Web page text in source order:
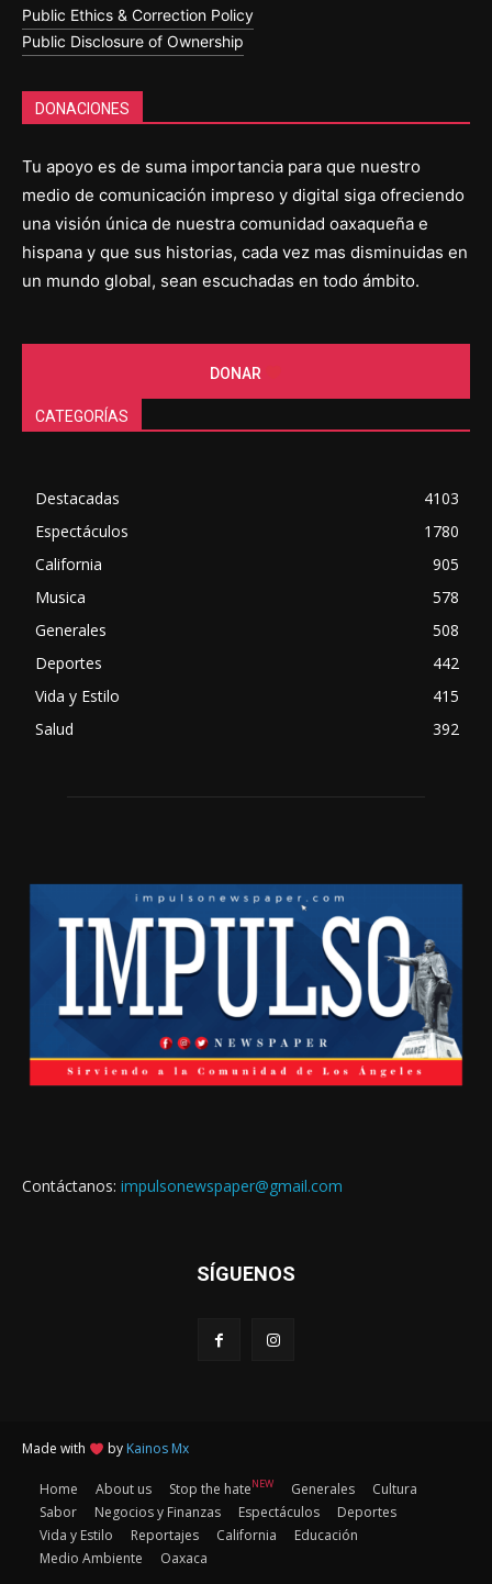
Public Ethics & Correction Policy
Public Disclosure of Ownership
DONACIONES
Tu apoyo es de suma importancia para que nuestro
medio de comunicación impreso y digital siga ofreciendo
una visión única de nuestra comunidad oaxaqueña e
hispana y que sus historias, cada vez mas disminuidas en
un mundo global, sean escuchadas en todo ámbito.
DONAR
CATEGORÍAS
Destacadas
4103
Espectáculos
1780
California
905
Musica
578
Generales
508
Deportes
442
Vida y Estilo
415
Salud
392
Contáctanos: impulsonewspaper@gmail.com
SÍGUENOS
Made with by Kainos Mx
Home About us Stop the hateNEW Generales
Cultura
Sabor
Negocios y Finanzas Espectáculos
Deportes
Vida y Estilo
Reportajes California
Educación
Medio Ambiente
Oaxaca